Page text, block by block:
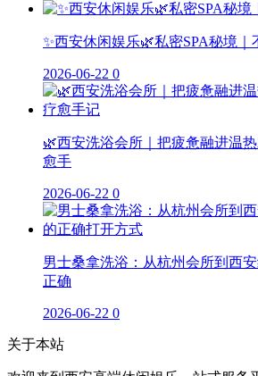
✨西安休闲娱乐🌿私密SPA秘境｜
2026-06-22 0
🌿西安洗浴会所｜把疲惫融进温
愈手
2026-06-22 0
男士桑拿洗浴：从杭州会所到西
正确
2026-06-22 0
关于本站